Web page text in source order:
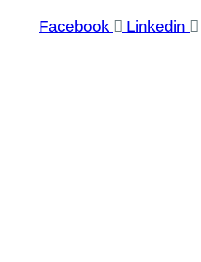
Facebook Linkedin